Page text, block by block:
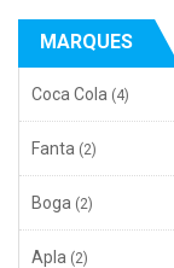
MARQUES
Coca Cola (4)
Fanta (2)
Boga (2)
Apla (2)